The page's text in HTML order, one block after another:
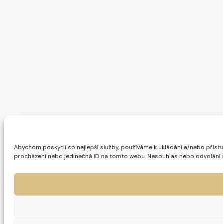
Abychom poskytli co nejlepší služby, používáme k ukládání a/nebo
procházení nebo jedinečná ID na tomto webu. Nesouhlas nebo